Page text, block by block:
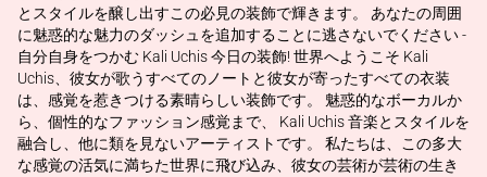
とスタイルを醸し出すこの必見の装飾で輝きます。 あなたの周囲
に魅惑的な魅力のダッシュを追加することに逃さないでください -
自分自身をつかむ Kali Uchis 今日の装飾! 世界へようこそ Kali
Uchis、彼女が歌うすべてのノートと彼女が寄ったすべての衣装
は、感覚を惹きつける素晴らしい装飾です。 魅惑的なボーカルか
ら、個性的なファッション感覚まで、 Kali Uchis 音楽とスタイルを
融合し、他に類を見ないアーティストです。 私たちは、この多大
な感覚の活気に満ちた世界に飛び込み、彼女の芸術が芸術の生き